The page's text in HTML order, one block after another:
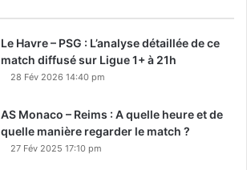
Le Havre – PSG : L’analyse détaillée de ce
match diffusé sur Ligue 1+ à 21h
28 Fév 2026 14:40 pm
AS Monaco – Reims : A quelle heure et de
quelle manière regarder le match ?
27 Fév 2025 17:10 pm